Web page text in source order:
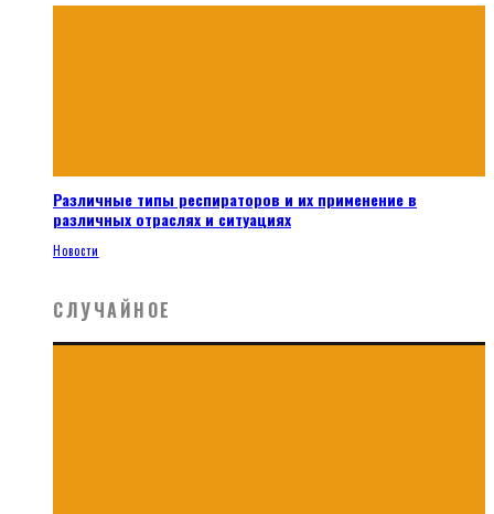
Различные типы респираторов и их применение в
различных отраслях и ситуациях
Новости
СЛУЧАЙНОЕ